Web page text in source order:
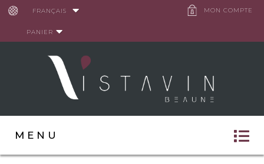
MON COMPTE
FRANÇAIS
PANIER
MENU
Panneau de gestion des cookies